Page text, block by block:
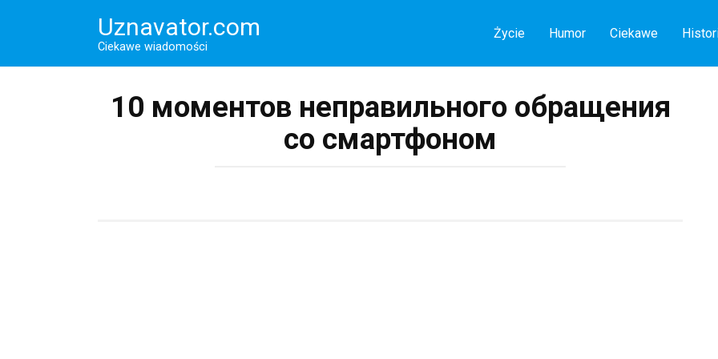
Uznavator.com
Ciekawe wiadomości
Życie Humor Ciekawe
10 моментов неправильного обращения
со смартфоном